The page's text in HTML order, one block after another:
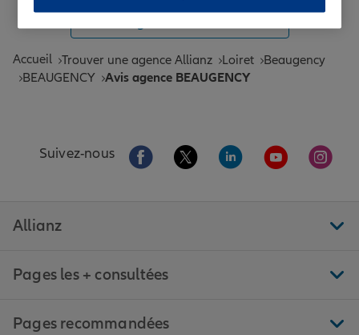
Accueil Trouver une agence Allianz Loiret
Beaugency
BEAUGENCY Avis agence BEAUGENCY
Suivez-nous Aller sur la page Facebook de Allianz
Aller sur la page Twitter de
Aller sur la page
Aller sur la
Aller
Allianz
Pages les + consultées
Pages recommandées